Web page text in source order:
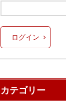
ログイン
カテゴリー